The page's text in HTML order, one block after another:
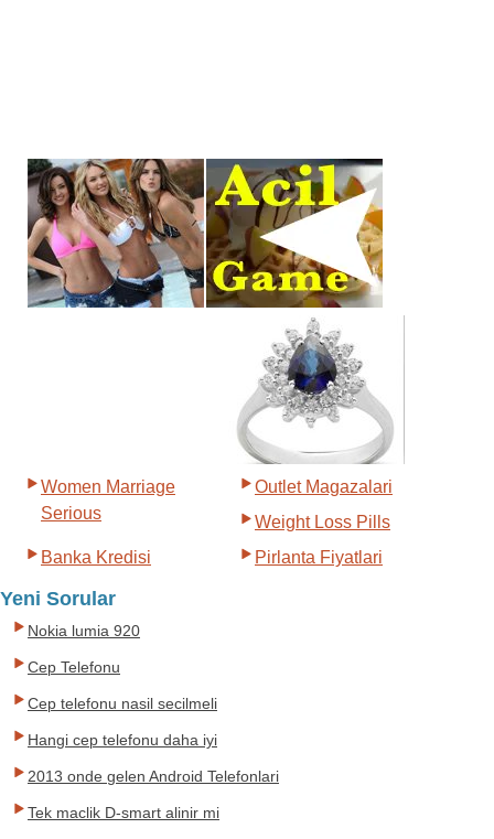
Women Marriage
Serious
Outlet Magazalari
Weight Loss Pills
Banka Kredisi
Pirlanta Fiyatlari
Yeni Sorular
Nokia lumia 920
Cep Telefonu
Cep telefonu nasil secilmeli
Hangi cep telefonu daha iyi
2013 onde gelen Android Telefonlari
Tek maclik D-smart alinir mi